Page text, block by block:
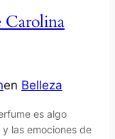
Carolina
en Belleza
es algo
las emociones de